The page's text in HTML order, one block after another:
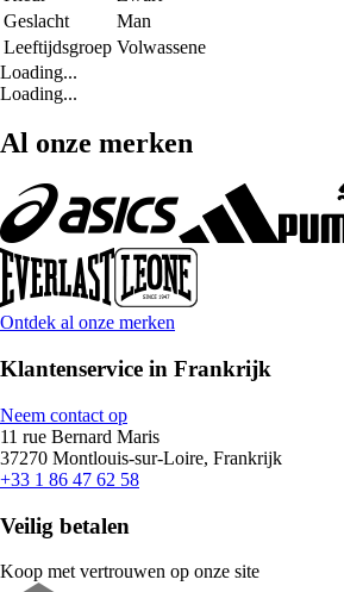
Geslacht
Man
Leeftijdsgroep Volwassene
Loading...
Loading...
Al onze merken
Ontdek al onze merken
Klantenservice in Frankrijk
Neem contact op
11 rue Bernard Maris
37270 Montlouis-sur-Loire, Frankrijk
+33 1 86 47 62 58
Veilig betalen
Koop met vertrouwen op onze site